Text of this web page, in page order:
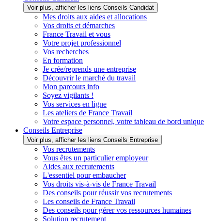
Voir plus, afficher les liens Conseils Candidat
Mes droits aux aides et allocations
Vos droits et démarches
France Travail et vous
Votre projet professionnel
Vos recherches
En formation
Je crée/reprends une entreprise
Découvrir le marché du travail
Mon parcours info
Soyez vigilants !
Vos services en ligne
Les ateliers de France Travail
Votre espace personnel, votre tableau de bord unique
Conseils Entreprise
Voir plus, afficher les liens Conseils Entreprise
Vos recrutements
Vous êtes un particulier employeur
Aides aux recrutements
L'essentiel pour embaucher
Vos droits vis-à-vis de France Travail
Des conseils pour réussir vos recrutements
Les conseils de France Travail
Des conseils pour gérer vos ressources humaines
Solution recrutement